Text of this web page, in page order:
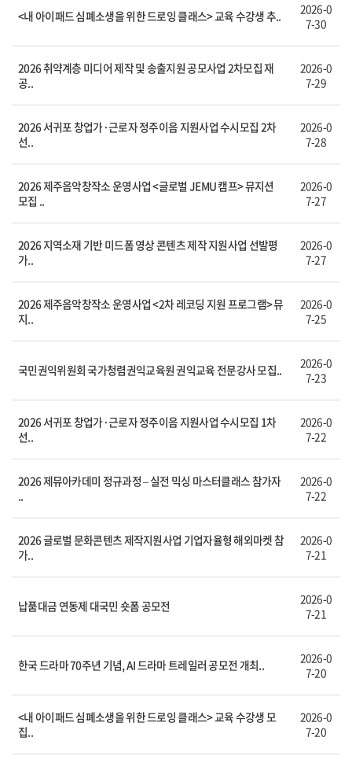
<내 아이패드 심폐소생을 위한 드로잉 클래스> 교육 수강생 추..
2026-0
7-30
2026 취약계층 미디어 제작 및 송출지원 공모사업 2차모집 재
공..
2026-0
7-29
2026 서귀포 창업가·근로자 정주이음 지원사업 수시모집 2차
선..
2026-0
7-28
2026 제주음악창작소 운영사업 <글로벌 JEMU 캠프> 뮤지션
모집 ..
2026-0
7-27
2026 지역소재 기반 미드폼 영상 콘텐츠 제작 지원사업 선발평
가..
2026-0
7-27
2026 제주음악창작소 운영사업 <2차 레코딩 지원 프로그램> 뮤
지..
2026-0
7-25
국민권익위원회 국가청렴권익교육원 권익교육 전문강사 모집..
2026-0
7-23
2026 서귀포 창업가·근로자 정주이음 지원사업 수시모집 1차
선..
2026-0
7-22
2026 제뮤아카데미 정규과정 – 실전 믹싱 마스터클래스 참가자
..
2026-0
7-22
2026 글로벌 문화콘텐츠 제작지원사업 기업자율형 해외마켓 참
가..
2026-0
7-21
납품대금 연동제 대국민 숏폼 공모전
2026-0
7-21
한국 드라마 70주년 기념, AI 드라마 트레일러 공모전 개최..
2026-0
7-20
<내 아이패드 심폐소생을 위한 드로잉 클래스> 교육 수강생 모
집..
2026-0
7-20